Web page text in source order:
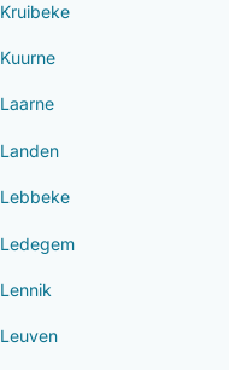
Kruibeke
Kuurne
Laarne
Landen
Lebbeke
Ledegem
Lennik
Leuven